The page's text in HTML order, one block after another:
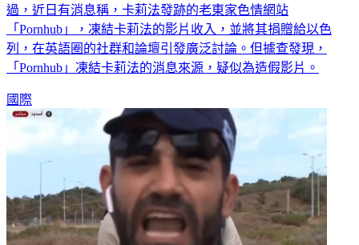
過，近日有消息稱，卡莉法發跡的老東家色情網站
「Pornhub」，凍結卡莉法的影片收入，並將其捐贈給以色
列，在英語圈的社群和論壇引發廣泛討論。但據查發現，
「Pornhub」凍結卡莉法的消息來源，疑似為造假影片。
國際